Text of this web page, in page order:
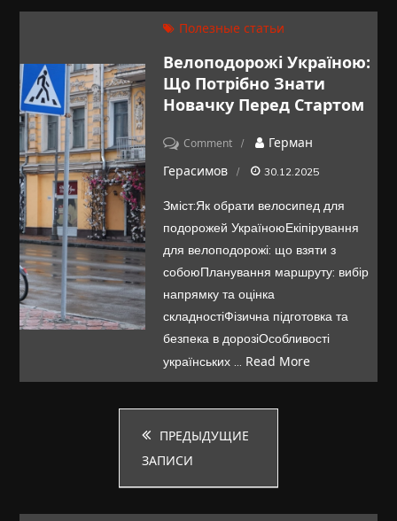
Полезные статьи
Велоподорожі Україною:
Що Потрібно Знати
Новачку Перед Стартом
Commenton
Велоподорожі
новачку
перед
стартом
Герман
Герасимов
30.12.2025
Зміст:Як обрати велосипед для
подорожей УкраїноюЕкіпірування
для велоподорожі: що взяти з
собоюПланування маршруту: вибір
напрямку та оцінка
складностіФізична підготовка та
безпека в дорозіОсобливості
українських … Read More
НавигацияПРЕДЫДУЩИЕ
ЗАПИСИ